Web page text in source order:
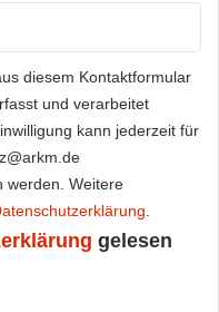
diesem Kontaktformular
und verarbeitet
kann jederzeit für
werden. Weitere
.
gelesen